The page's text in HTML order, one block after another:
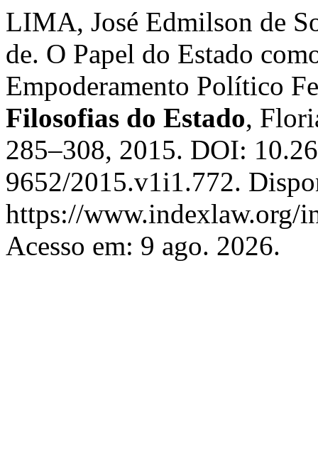
LIMA, José Edmilson de
de. O Papel do Estado
Empoderamento Político
Filosofias do Estado,
285–308, 2015. DOI:
9652/2015.v1i1.772.
https://www.indexlaw.org/
Acesso em: 9 ago. 2026.